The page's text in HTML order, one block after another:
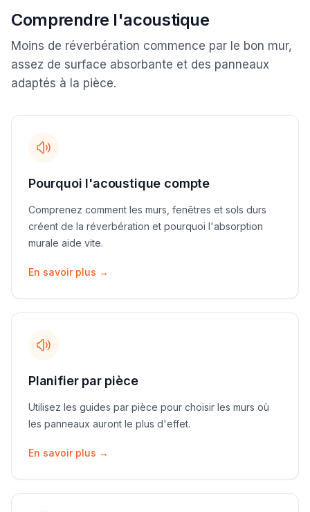
Comprendre l'acoustique
Moins de réverbération commence par le bon mur,
assez de surface absorbante et des panneaux
adaptés à la pièce.
Pourquoi l'acoustique compte
Comprenez comment les murs, fenêtres et sols durs
créent de la réverbération et pourquoi l'absorption
murale aide vite.
En savoir plus →
Planifier par pièce
Utilisez les guides par pièce pour choisir les murs où
les panneaux auront le plus d'effet.
En savoir plus →